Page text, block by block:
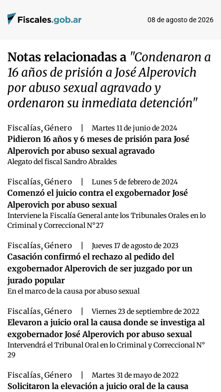
08 de agosto de 2026
Notas relacionadas a "Condenaron a
16 años de prisión a José Alperovich
por abuso sexual agravado y
ordenaron su inmediata detención"
Fiscalías, Género Martes 11 de junio de 2024
Pidieron 16 años y 6 meses de prisión para José
Alperovich por abuso sexual agravado
Alegato del fiscal Sandro Abraldes
Fiscalías, Género Lunes 5 de febrero de 2024
Comenzó el juicio contra el exgobernador José
Alperovich por abuso sexual
Interviene la Fiscalía General ante los Tribunales Orales en lo
Criminal y Correccional N°27
Fiscalías, Género Jueves 17 de agosto de 2023
Casación confirmó el rechazo al pedido del
exgobernador Alperovich de ser juzgado por un
jurado popular
En el marco de la causa por abuso sexual
Fiscalías, Género Viernes 23 de septiembre de 2022
Elevaron a juicio oral la causa donde se investiga al
exgobernador José Alperovich por abuso sexual
Intervendrá el Tribunal Oral en lo Criminal y Correccional N°
29
Fiscalías, Género Martes 31 de mayo de 2022
Solicitaron la elevación a juicio oral de la causa